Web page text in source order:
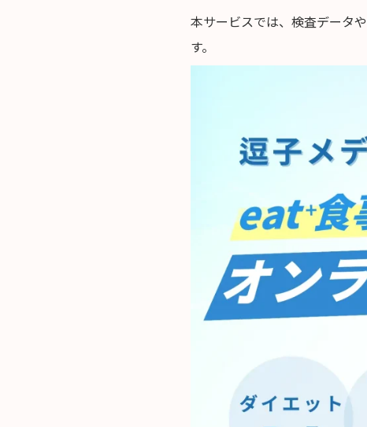
本サービスでは、検査データ
す。